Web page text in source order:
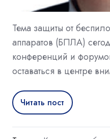
Тема защиты от
аппаратов (БПЛА)
конференций и
оставаться в центре
Читать пост